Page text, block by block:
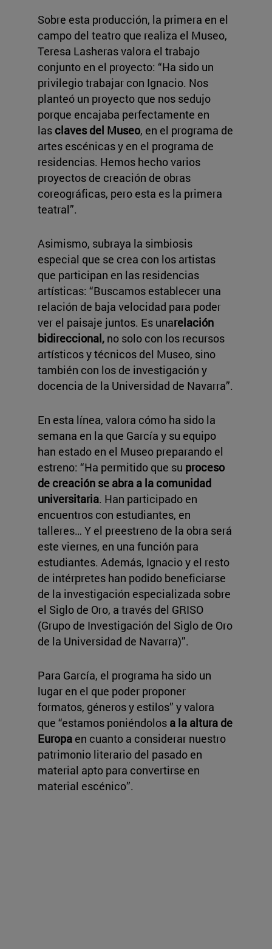
Sobre esta producción, la primera en el
campo del teatro que realiza el Museo,
Teresa Lasheras valora el trabajo
conjunto en el proyecto: “Ha sido un
privilegio trabajar con Ignacio. Nos
planteó un proyecto que nos sedujo
porque encajaba perfectamente en
las claves del Museo, en el programa de
artes escénicas y en el programa de
residencias. Hemos hecho varios
proyectos de creación de obras
coreográficas, pero esta es la primera
teatral”.
Asimismo, subraya la simbiosis
especial que se crea con los artistas
que participan en las residencias
artísticas: “Buscamos establecer una
relación de baja velocidad para poder
ver el paisaje juntos. Es unarelación
bidireccional, no solo con los recursos
artísticos y técnicos del Museo, sino
también con los de investigación y
docencia de la Universidad de Navarra”.
En esta línea, valora cómo ha sido la
semana en la que García y su equipo
han estado en el Museo preparando el
estreno: “Ha permitido que su proceso
de creación se abra a la comunidad
universitaria. Han participado en
encuentros con estudiantes, en
talleres… Y el preestreno de la obra será
este viernes, en una función para
estudiantes. Además, Ignacio y el resto
de intérpretes han podido beneficiarse
de la investigación especializada sobre
el Siglo de Oro, a través del GRISO
(Grupo de Investigación del Siglo de Oro
de la Universidad de Navarra)”.
Para García, el programa ha sido un
lugar en el que poder proponer
formatos, géneros y estilos” y valora
que “estamos poniéndolos a la altura de
Europa en cuanto a considerar nuestro
patrimonio literario del pasado en
material apto para convertirse en
material escénico”.